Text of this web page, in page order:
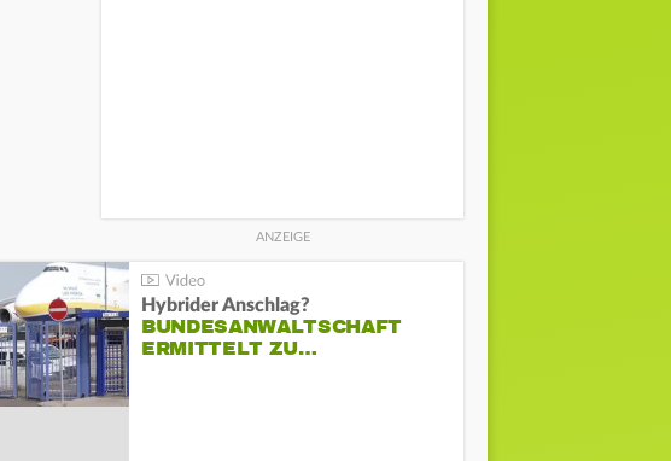
Hybrider Anschlag?
BUNDESANWALTSCHAFT
ERMITTELT ZU…